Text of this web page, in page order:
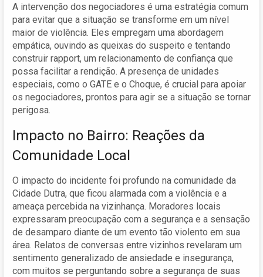
A intervenção dos negociadores é uma estratégia comum
para evitar que a situação se transforme em um nível
maior de violência. Eles empregam uma abordagem
empática, ouvindo as queixas do suspeito e tentando
construir rapport, um relacionamento de confiança que
possa facilitar a rendição. A presença de unidades
especiais, como o GATE e o Choque, é crucial para apoiar
os negociadores, prontos para agir se a situação se tornar
perigosa.
Impacto no Bairro: Reações da
Comunidade Local
O impacto do incidente foi profundo na comunidade da
Cidade Dutra, que ficou alarmada com a violência e a
ameaça percebida na vizinhança. Moradores locais
expressaram preocupação com a segurança e a sensação
de desamparo diante de um evento tão violento em sua
área. Relatos de conversas entre vizinhos revelaram um
sentimento generalizado de ansiedade e insegurança,
com muitos se perguntando sobre a segurança de suas